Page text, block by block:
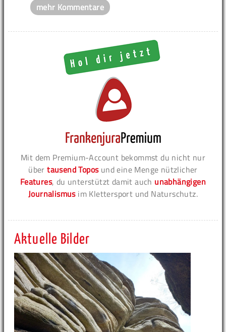
mehr Kommentare
Mit dem Premium-Account bekommst du nicht nur
übertausend Toposund eine Menge nützlicher
Features, du unterstützt damit auch unabhängigen
Journalismusim Klettersport und Naturschutz.
Aktuelle Bilder